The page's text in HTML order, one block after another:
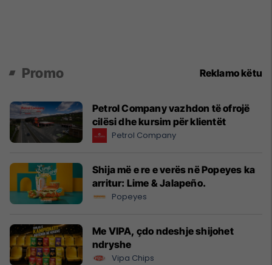
Promo Reklamo këtu
Petrol Company vazhdon të ofrojë
cilësi dhe kursim për klientët
Petrol Company
Shija më e re e verës në Popeyes ka
arritur: Lime & Jalapeño.
Popeyes
Me VIPA, çdo ndeshje shijohet
ndryshe
Vipa Chips